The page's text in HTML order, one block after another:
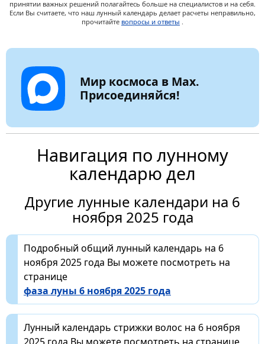
принятии важных решений полагайтесь больше на специалистов и на себя.
Если Вы считаете, что наш лунный календарь делает расчеты неправильно,
прочитайте вопросы и ответы .
Мир космоса в Max.
Присоединяйся!
Навигация по лунному
календарю дел
Другие лунные календари на 6
ноября 2025 года
Подробный общий лунный календарь на 6
ноября 2025 года Вы можете посмотреть на
странице
фаза луны 6 ноября 2025 года
Лунный календарь стрижки волос на 6 ноября